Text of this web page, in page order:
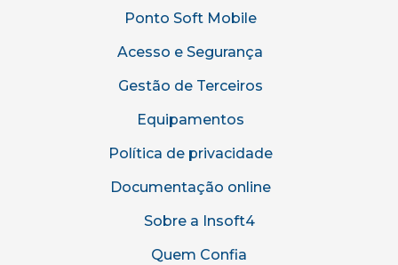
Ponto Soft Mobile
Acesso e Segurança
Gestão de Terceiros
Equipamentos
Política de privacidade
Documentação online
Sobre a Insoft4
Quem Confia